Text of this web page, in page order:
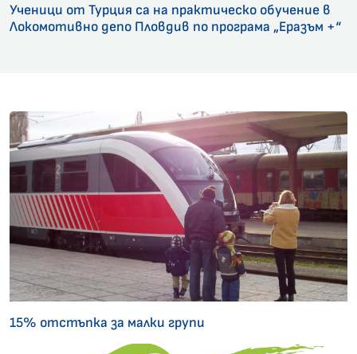
Ученици от Турция са на практическо обучение в
Локомотивно депо Пловдив по програма „Еразъм +“
15% отстъпка за малки групи